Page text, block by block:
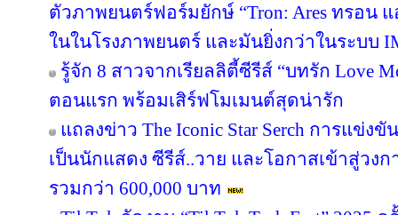
ตัวภาพยนตร์ฟอร์มยักษ์ “Tron: Ares ทรอน
ในในโรงภาพยนตร์ และมันยิ่งกว่าในระบบ
รู้จัก 8 สาวจากเรียลลิตี้ซีรีส์ “บทรัก Love
ตอนแรก พร้อมเสิร์ฟโมเมนต์สุดน่ารัก
แถลงข่าว The Iconic Star Serch การแข่ง
เป็นนักแสดง ซีรีส์..วาย และโอกาสเข้าสู่วงก
รวมกว่า 600,000 บาท